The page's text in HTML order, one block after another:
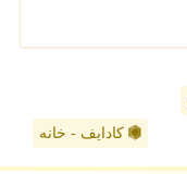
کادایف - خانه